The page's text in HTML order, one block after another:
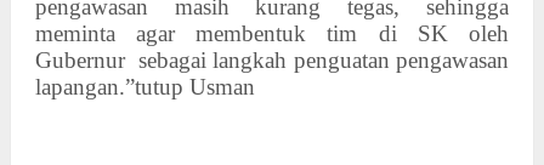
pengawasan masih kurang tegas, sehingga
meminta agar membentuk tim di SK oleh
Gubernur sebagai langkah penguatan pengawasan
lapangan.”tutup Usman